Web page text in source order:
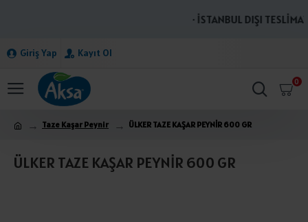
· İSTANBUL DIŞI
Giriş Yap Kayıt Ol
0
Taze Kaşar Peynir ÜLKER TAZE KAŞAR PEYNİR 600 GR
ÜLKER TAZE KAŞAR PEYNİR 600 GR